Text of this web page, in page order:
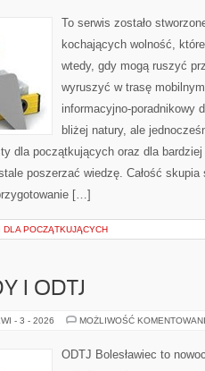
To serwis zostało
kochających wolność,
wtedy, gdy mogą ruszyć
wyruszyć w trasę
informacyjno-poradnikowy
bliżej natury, ale
dla początkujących oraz dla
poszerzać wiedzę. Całość skupia
[…]
DLA POCZĄTKUJĄCYCH
I ODTJ
- 3 - 2026 MOŻLIWOŚĆ
ODTJ Bolesławiec to